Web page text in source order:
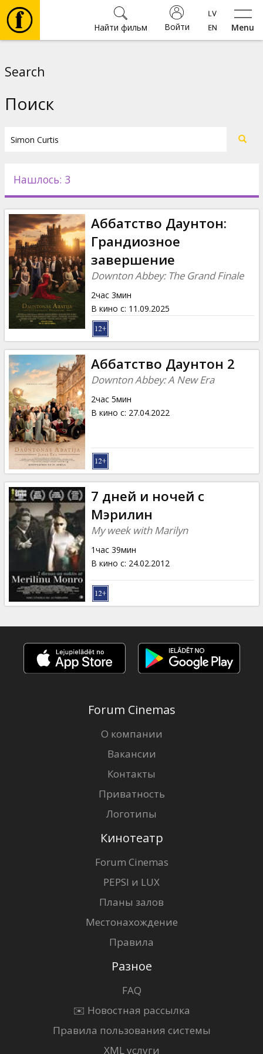
Menu
Войти
Найти фильм
Новости
Подарки
Кинозакуски
B2B
Search
Поиск
Нашлось: 3
Аббатство Даунтон:
Грандиозное
завершение
Downton Abbey: The Grand Finale
2час 3мин
В кино с: 11.09.2025
Аббатство Даунтон 2
Downton Abbey: A New Era
2час 5мин
В кино с: 27.04.2022
7 дней и ночей с
Мэрилин
My week with Marilyn
1час 39мин
В кино с: 24.02.2012
Forum Cinemas
О компании
Вакансии
Контакты
Приватность
Логотипы
Кинотеатр
Forum Cinemas
PEPSI и LUX
Планы залов
Местонахождение
Правила
Разное
FAQ
✉️ Новостная рассылка
Правила пользования системы
XML услуги